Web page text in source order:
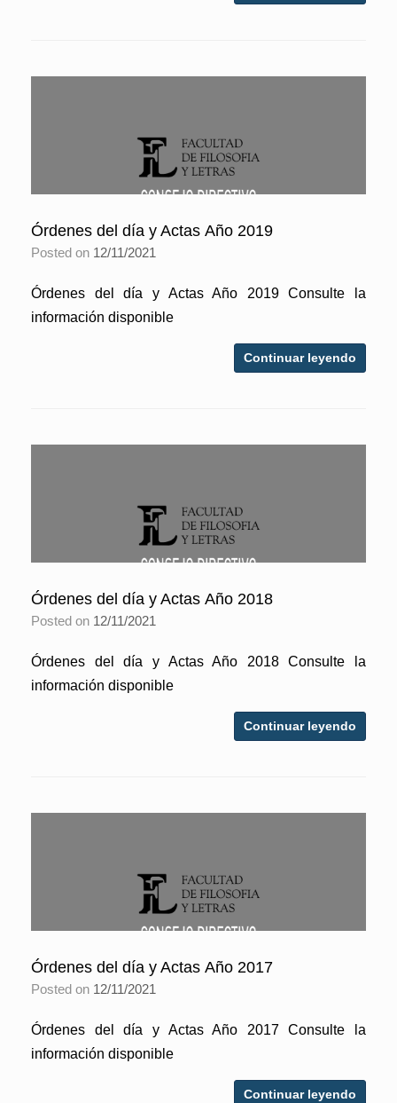
Órdenes del día y Actas Año 2019
Posted on 12/11/2021
Órdenes del día y Actas Año 2019 Consulte la
información disponible
Continuar leyendo
Órdenes del día y Actas Año 2018
Posted on 12/11/2021
Órdenes del día y Actas Año 2018 Consulte la
información disponible
Continuar leyendo
Órdenes del día y Actas Año 2017
Posted on 12/11/2021
Órdenes del día y Actas Año 2017 Consulte la
información disponible
Continuar leyendo